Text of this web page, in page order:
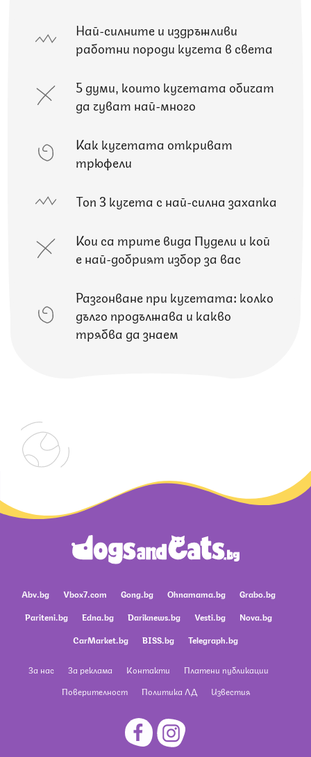
Най-силните и издръжливи
работни породи кучета в света
5 думи, които кучетата обичат
да чуват най-много
Как кучетата откриват
трюфели
Топ 3 кучета с най-силна захапка
Кои са трите вида Пудели и кой
е най-добрият избор за вас
Разгонване при кучетата: колко
дълго продължава и какво
трябва да знаем
Abv.bg Vbox7.com Gong.bg Ohnamama.bg
Grabo.bg
Pariteni.bg
Edna.bg Dariknews.bg Vesti.bg
Nova.bg
CarMarket.bg
BISS.bg Telegraph.bg
За нас За реклама Контакти
Платени публикации
Поверителност
Политика ЛД Известия